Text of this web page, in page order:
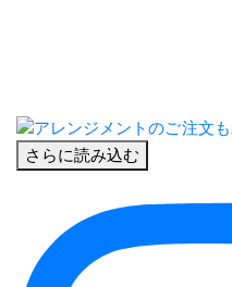
さらに読み込む